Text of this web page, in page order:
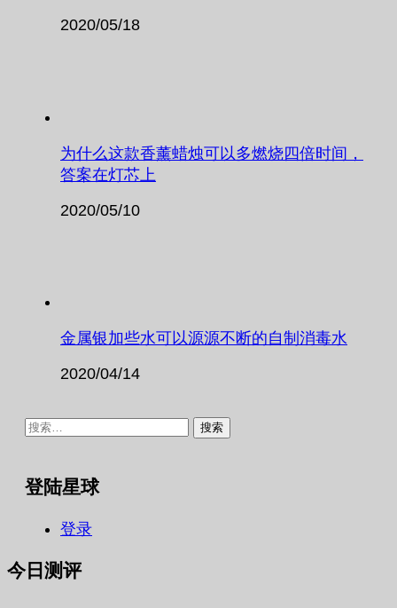
2020/05/18
为什么这款香薰蜡烛可以多燃烧四倍时间，
答案在灯芯上
2020/05/10
金属银加些水可以源源不断的自制消毒水
2020/04/14
搜
登陆星球
登录
今日测评